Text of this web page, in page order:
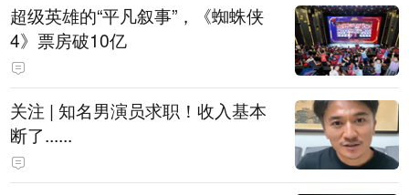
超级英雄的“平凡叙事”，《蜘蛛侠
4》票房破10亿
关注 | 知名男演员求职！收入基本
断了......